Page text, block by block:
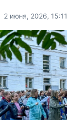
2 июня, 2026, 15:11